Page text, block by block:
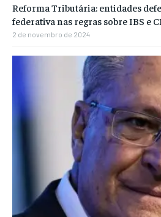
Reforma Tributária: entidades
federativa nas regras sobre IBS e
2 de novembro de 2024